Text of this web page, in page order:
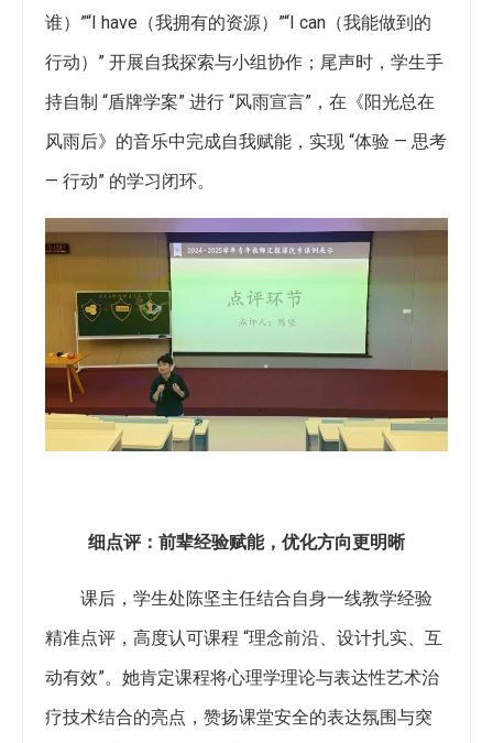
谁）”“I have（我拥有的资源）”“I can（我能做到的
行动）” 开展自我探索与小组协作；尾声时，学生手
持自制 “盾牌学案” 进行 “风雨宣言”，在《阳光总在
风雨后》的音乐中完成自我赋能，实现 “体验 — 思考
— 行动” 的学习闭环。
细点评：前辈经验赋能，优化方向更明晰
课后，学生处陈坚主任结合自身一线教学经验
精准点评，高度认可课程 “理念前沿、设计扎实、互
动有效”。她肯定课程将心理学理论与表达性艺术治
疗技术结合的亮点，赞扬课堂安全的表达氛围与突